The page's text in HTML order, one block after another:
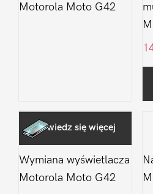
Motorola Moto G42
Dowiedz się więcej
Wymiana wyświetlacza
Motorola Moto G42